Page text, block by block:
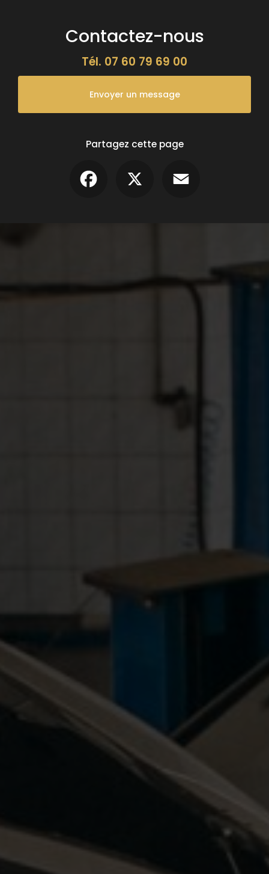
Contactez-nous
Tél. 07 60 79 69 00
Envoyer un message
Partagez cette page